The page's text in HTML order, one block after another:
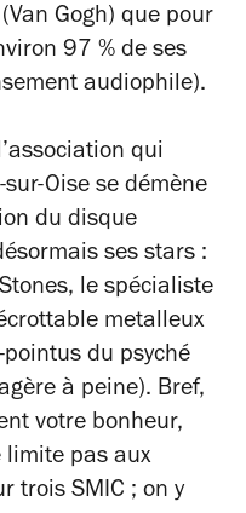
Gogh) que pour
97 % de ses
audiophile).
qui
sur-Oise se démène
du disque
ses stars :
le spécialiste
metalleux
du psyché
à peine). Bref,
votre bonheur,
limite pas aux
trois SMIC ; on y